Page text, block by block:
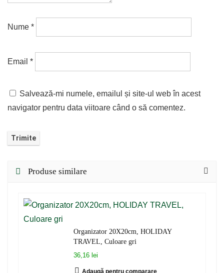
Nume *
Email *
Salvează-mi numele, emailul și site-ul web în acest
navigator pentru data viitoare când o să comentez.
Produse similare
Organizator 20X20cm, HOLIDAY
TRAVEL, Culoare gri
36,16 lei
Adaugă pentru comparare